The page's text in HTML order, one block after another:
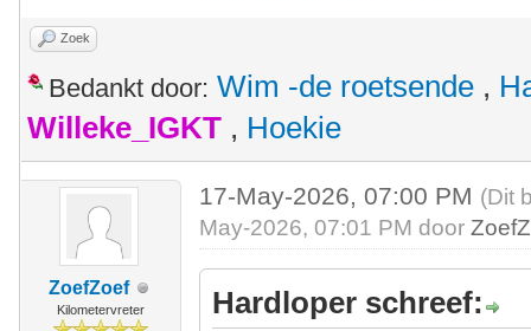
Zoek
Bedankt door: Wim -de roetsende ,
Willeke_IGKT , Hoekie
ZoefZoef
Kilometervreter
17-May-2026, 07:00 PM (Dit
May-2026, 07:01 PM door
Hardloper schreef: